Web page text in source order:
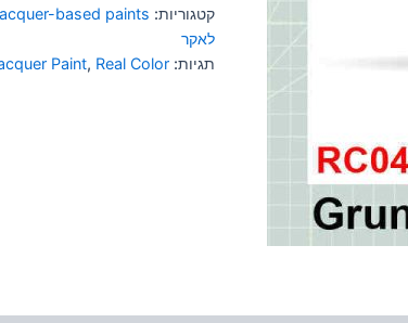
קטגוריות: based paints
לאקר
תגיות:
Paint, Real Color